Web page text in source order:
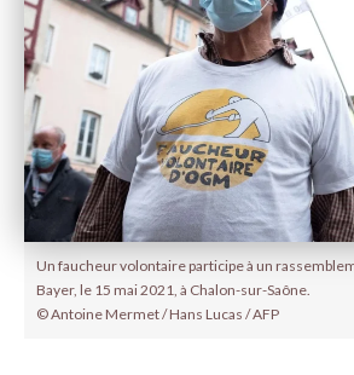
Un faucheur volontaire participe à un
Bayer, le 15 mai 2021, à Chalon-sur-Saône.
© Antoine Mermet / Hans Lucas / AFP